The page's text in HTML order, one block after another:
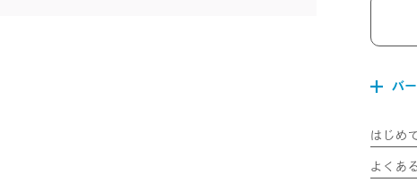
バ
はじめ
よくあ